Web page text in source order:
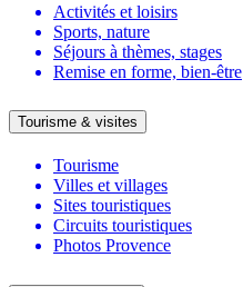
Activités et loisirs
Sports, nature
Séjours à thèmes, stages
Remise en forme, bien-être
Tourisme & visites
Tourisme
Villes et villages
Sites touristiques
Circuits touristiques
Photos Provence